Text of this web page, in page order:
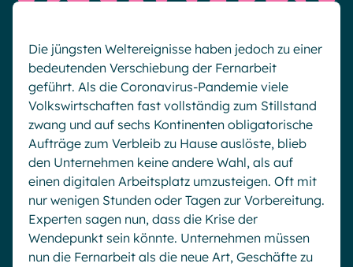
Die jüngsten Weltereignisse haben jedoch zu einer
bedeutenden Verschiebung der Fernarbeit
geführt. Als die Coronavirus-Pandemie viele
Volkswirtschaften fast vollständig zum Stillstand
zwang und auf sechs Kontinenten obligatorische
Aufträge zum Verbleib zu Hause auslöste, blieb
den Unternehmen keine andere Wahl, als auf
einen digitalen Arbeitsplatz umzusteigen. Oft mit
nur wenigen Stunden oder Tagen zur Vorbereitung.
Experten sagen nun, dass die Krise der
Wendepunkt sein könnte. Unternehmen müssen
nun die Fernarbeit als die neue Art, Geschäfte zu